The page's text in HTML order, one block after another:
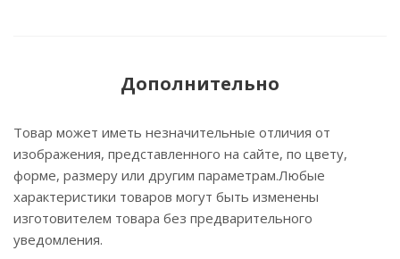
Дополнительно
Товар может иметь незначительные отличия от
изображения, представленного на сайте, по цвету,
форме, размеру или другим параметрам.Любые
характеристики товаров могут быть изменены
изготовителем товара без предварительного
уведомления.